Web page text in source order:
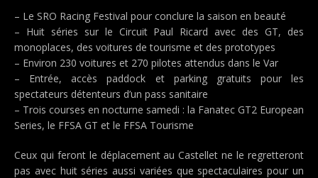
– Le SRO Racing Festival pour conclure la saison en beauté
– Huit séries sur le Circuit Paul Ricard avec des GT, des
monoplaces, des voitures de tourisme et des prototypes
– Environ 230 voitures et 270 pilotes attendus dans le Var
– Entrée, accès paddock et parking gratuits pour les
spectateurs détenteurs d’un pass sanitaire
– Trois courses en nocturne samedi : la Fanatec GT2 European
Series, le FFSA GT et le FFSA Tourisme
Ceux qui feront le déplacement au Castellet ne le regretteront
pas avec huit séries aussi variées que spectaculaires pour un